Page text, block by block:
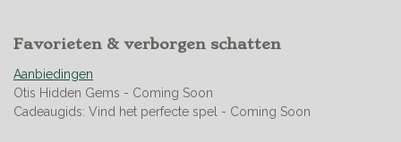
2
7
5
3
Favorieten & verborgen schatten
Aanbiedingen
Otis Hidden Gems - Coming Soon
Cadeaugids: Vind het perfecte spel - Coming Soon